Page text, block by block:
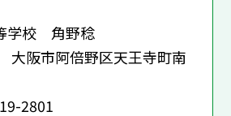
学校 角野稔
阪市阿倍野区天王寺町南
2801